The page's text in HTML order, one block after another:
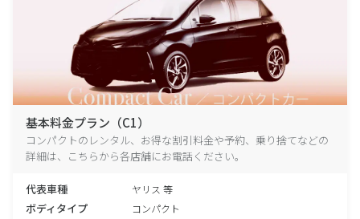
基本料金プラン（C1）
コンパクトのレンタル、お得な割引料金や予約、乗り捨てなどの
詳細は、こちらから各店舗にお電話ください。
代表車種 ヤリス 等
ボディタイプ コンパクト